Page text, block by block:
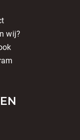
wij?